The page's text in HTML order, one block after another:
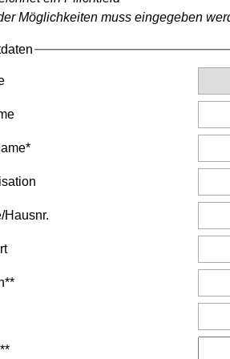
Möglichkeiten muss eingegeben
*
/Hausnr.
**
**